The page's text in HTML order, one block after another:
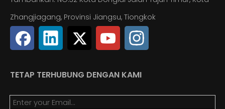
Zhangjiagang, Provinsi Jiangsu, Tiongkok
TETAP TERHUBUNG DENGAN KAMI